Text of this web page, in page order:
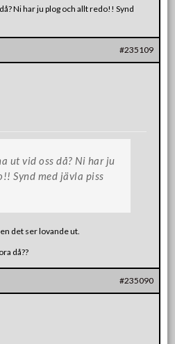
Ni har ju plog och allt redo!! Synd
#235109
ut vid oss då? Ni har ju
Synd med jävla piss
det ser lovande ut.
då??
#235090